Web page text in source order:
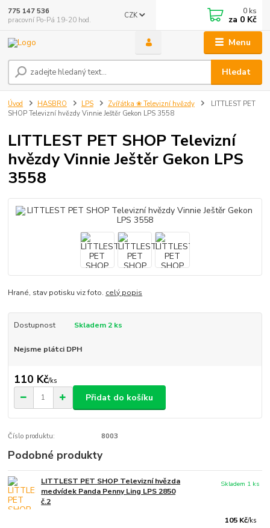
Menu
CZK
Hledat
775 147 536
pracovní Po-Pá 19-20 hod.
0 ks
za 0 Kč
Úvod HASBRO LPS Zvířátka ❀ Televizní hvězdy
LITTLEST PET
SHOP Televizní hvězdy Vinnie Ještěr Gekon LPS 3558
LITTLEST PET SHOP Televizní
hvězdy Vinnie Ještěr Gekon LPS
3558
Hrané, stav potisku viz foto. celý popis
Dostupnost Skladem 2 ks
Nejsme plátci DPH
110 Kč/ks
Přidat do košíku
Číslo produktu: 8003
Podobné produkty
LITTLEST PET SHOP Televizní hvězda
medvídek Panda Penny Ling LPS 2850
č.2
105 Kč/ks
Skladem 1 ks